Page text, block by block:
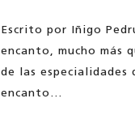
Escrito por Iñigo
encanto, mucho más
de las especialidades
encanto…